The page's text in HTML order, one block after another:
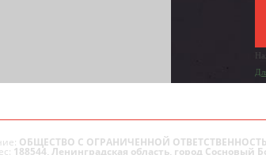
ОБЩЕСТВО С ОГРАНИЧЕННОЙ
188544, Ленинградская область, город Сосновый